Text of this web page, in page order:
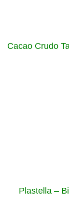
Cacao Crudo
Plastella –